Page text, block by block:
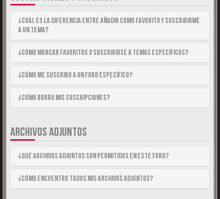
¿Cuál es la diferencia entre añadir como Favorito y suscribirme
a un tema?
¿Cómo marcar Favoritos o suscribirse a temas específicos?
¿Cómo me suscribo a un foro específico?
¿Cómo borro mis suscripciones?
ARCHIVOS ADJUNTOS
¿Qué archivos adjuntos son permitidos en este foro?
¿Cómo encuentro todos mis archivos adjuntos?